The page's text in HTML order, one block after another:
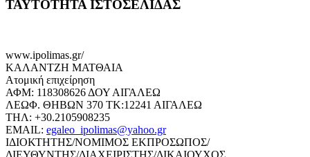
ΤΑΥΤΟΤΗΤΑ ΙΣΤΟΣΕΛΙΔΑΣ
www.ipolimas.gr/
ΚΑΛΑΝΤΖΗ ΜΑΤΘΑΙΑ
Ατομική επιχείρηση
ΑΦΜ: 118308626 ΔΟΥ ΑΙΓΑΛΕΩ
ΛΕΩΦ. ΘΗΒΩΝ 370 ΤΚ:12241 ΑΙΓΑΛΕΩ
ΤΗΛ: +30.2105908235
EMAIL: egaleo_ipolimas@yahoo.gr
ΙΔΙΟΚΤΗΤΗΣ/ΝΟΜΙΜΟΣ ΕΚΠΡΟΣΩΠΟΣ/
ΔΙΕΥΘΥΝΤΗΣ/ΔΙΑΧΕΙΡΙΣΤΗΣ/ΔΙΚΑΙΟΥΧΟΣ